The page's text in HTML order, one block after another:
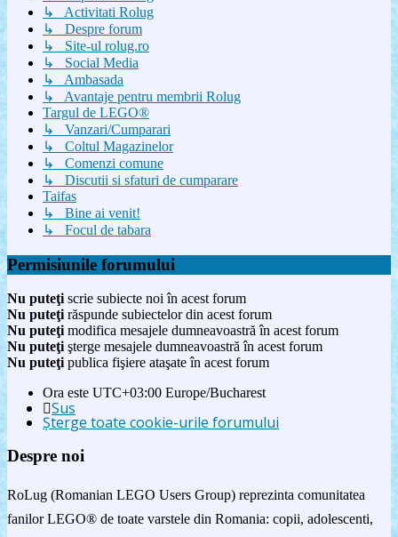
↳ Activitati Rolug
↳ Despre forum
↳ Site-ul rolug.ro
↳ Social Media
↳ Ambasada
↳ Avantaje pentru membrii Rolug
Targul de LEGO®
↳ Vanzari/Cumparari
↳ Coltul Magazinelor
↳ Comenzi comune
↳ Discutii si sfaturi de cumparare
Taifas
↳ Bine ai venit!
↳ Focul de tabara
Permisiunile forumului
Nu puteţi scrie subiecte noi în acest forum
Nu puteţi răspunde subiectelor din acest forum
Nu puteţi modifica mesajele dumneavoastră în acest forum
Nu puteţi şterge mesajele dumneavoastră în acest forum
Nu puteţi publica fişiere ataşate în acest forum
Ora este UTC+03:00 Europe/Bucharest
Sus
Şterge toate cookie-urile forumului
Despre noi
RoLug (Romanian LEGO Users Group) reprezinta comunitatea
fanilor LEGO® de toate varstele din Romania: copii, adolescenti,